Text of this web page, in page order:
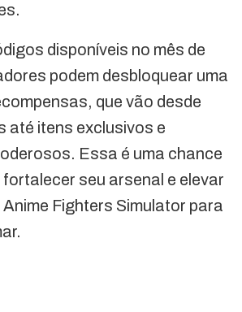
disponíveis no mês de
podem desbloquear uma
que vão desde
até itens exclusivos e
Essa é uma chance
fortalecer seu arsenal e elevar
Fighters Simulator para